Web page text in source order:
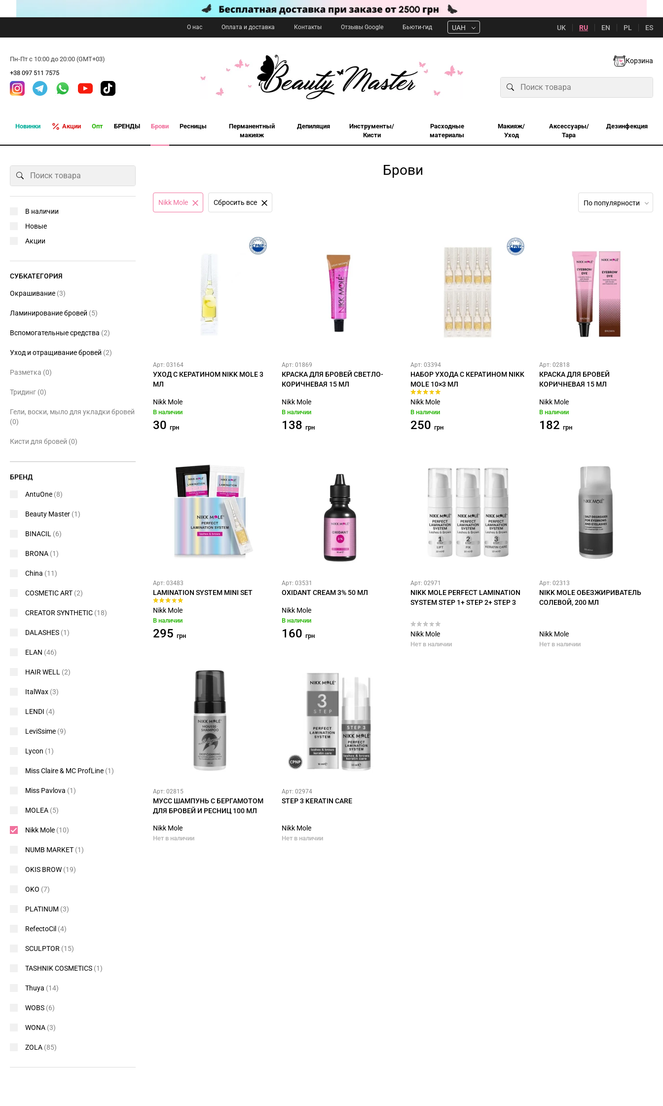
О нас Оплата и доставка Контакты Отзывы Google Бьюти-гид UAH UK RU EN PL ES
Пн-Пт с 10:00 до 20:00 (GMT+03)
+38 097 511 7575
Корзина
Новинки Акции Опт БРЕНДЫ Брови Ресницы
Перманентный
макияж
Депиляция
Инструменты/
Кисти
Расходные
материалы
Макияж/
Уход
Аксессуары/
Тара
Дезинфекция
Брови
По популярности
Nikk Mole Сбросить все
Арт: 03164
УХОД С КЕРАТИНОМ NIKK MOLE 3
МЛ
Nikk Mole
В наличии
30 грн
Арт: 01869
КРАСКА ДЛЯ БРОВЕЙ СВЕТЛО-
КОРИЧНЕВАЯ 15 МЛ
Nikk Mole
В наличии
138 грн
Арт: 03394
НАБОР УХОДА С КЕРАТИНОМ NIKK
MOLE 10×3 МЛ
Nikk Mole
В наличии
250 грн
Арт: 02818
КРАСКА ДЛЯ БРОВЕЙ
КОРИЧНЕВАЯ 15 МЛ
Nikk Mole
В наличии
182 грн
Арт: 03483
LAMINATION SYSTEM МINI SET
Nikk Mole
В наличии
295 грн
Арт: 03531
OXIDANT CREAM 3% 50 МЛ
Nikk Mole
В наличии
160 грн
Арт: 02971
NIKK MOLE PERFECT LAMINATION
SYSTEM STEP 1+ STEP 2+ STEP 3
Nikk Mole
Нет в наличии
Арт: 02313
NIKK MOLE ОБЕЗЖИРИВАТЕЛЬ
СОЛЕВОЙ, 200 МЛ
Nikk Mole
Нет в наличии
Арт: 02815
МУСС ШАМПУНЬ С БЕРГАМОТОМ
ДЛЯ БРОВЕЙ И РЕСНИЦ 100 МЛ
Nikk Mole
Нет в наличии
Арт: 02974
STEP 3 KERATIN CARE
Nikk Mole
Нет в наличии
В наличии
Новые
Акции
СУБКАТЕГОРИЯ
Окрашивание (3)
Ламинирование бровей (5)
Вспомогательные средства (2)
Уход и отращивание бровей (2)
Разметка (0)
Тридинг (0)
Гели, воски, мыло для укладки бровей
(0)
Кисти для бровей (0)
БРЕНД
AntuOne (8)
Beauty Master (1)
BINACIL (6)
BRONA (1)
China (11)
COSMETIC ART (2)
CREATOR SYNTHETIC (18)
DALASHES (1)
ELAN (46)
HAIR WELL (2)
ItalWax (3)
LENDI (4)
LeviSsime (9)
Lycon (1)
Miss Claire & MC ProfLine (1)
Miss Pavlova (1)
MOLEA (5)
Nikk Mole (10)
NUMB MARKET (1)
OKIS BROW (19)
OKO (7)
PLATINUM (3)
RefectoCil (4)
SCULPTOR (15)
TASHNIK COSMETICS (1)
Thuya (14)
WOBS (6)
WONA (3)
ZOLA (85)